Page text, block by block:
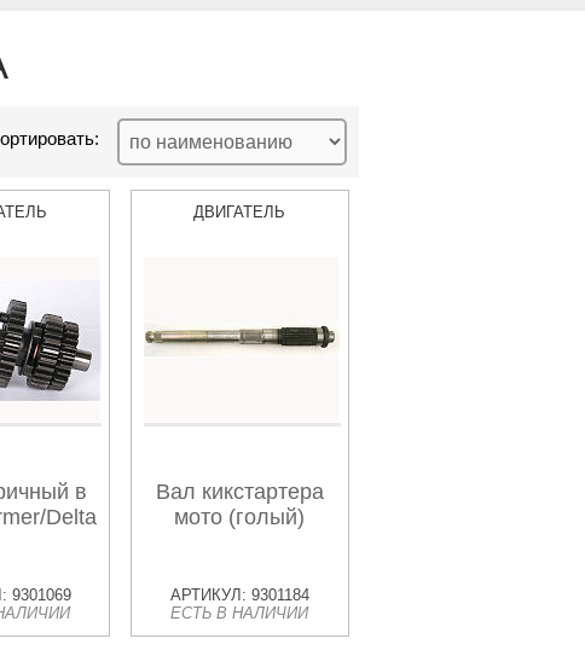
в
Delta
9301069
ДВИГАТЕЛЬ
Вал кикстартера
мото (голый)
АРТИКУЛ: 9301184
ЕСТЬ В НАЛИЧИИ